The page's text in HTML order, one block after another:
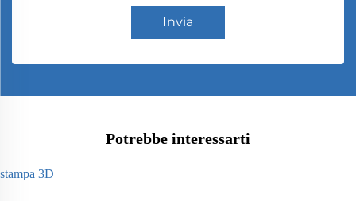
Invia
Potrebbe interessarti
stampa 3D